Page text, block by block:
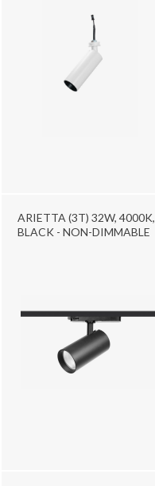
ARIETTA (3T) 32W, 4000K,
BLACK - NON-DIMMABLE